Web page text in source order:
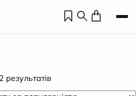
результатівВідсортовано